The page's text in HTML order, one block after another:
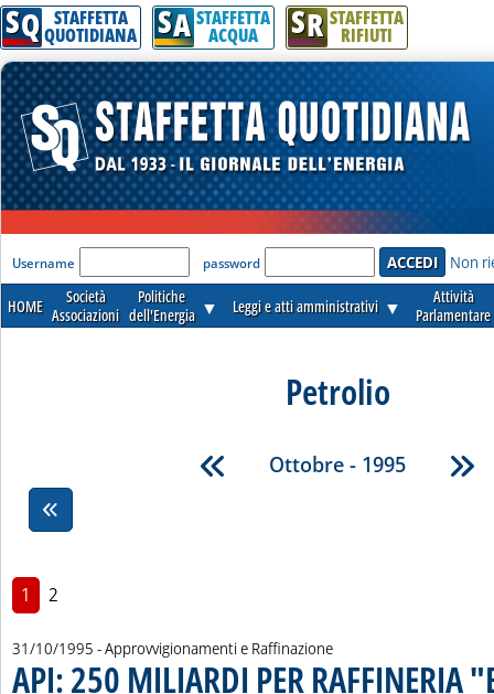
SQ STAFFETTA
QUOTIDIANA SA STAFFETTA
ACQUA SR STAFFETTA
RIFIUTI
'Modulo Login per accedere'
Username password Non
HOME
Società
Associazioni
Politiche
dell'Energia ▼ Leggi e atti amministrativi ▼
Attività
Parlamentare
Petrolio
Ottobre - 1995
1 2
31/10/1995 - Approvvigionamenti e Raffinazione
API: 250 MILIARDI PER RAFFINERIA